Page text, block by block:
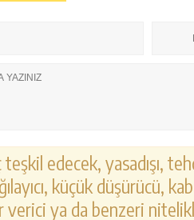
teşkil edecek, yasadışı,
küçük düşürücü,
verici ya da benzeri